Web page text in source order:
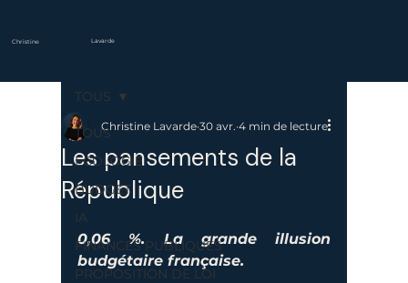
Christine Lavarde
TOUS
ECOLOGIE
BUDGET
IA
FINANCES PUBLIQUES
PROPOSITION DE LOI
TOUS
Les pansements de la
République
Christine Lavarde 30 avr. 4 min de lecture
0,06 %. La grande illusion
budgétaire française.